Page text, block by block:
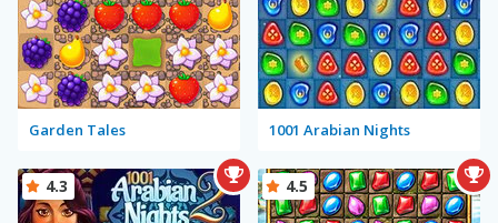
Garden Tales 1001 Arabian Nights
4.3 4.5